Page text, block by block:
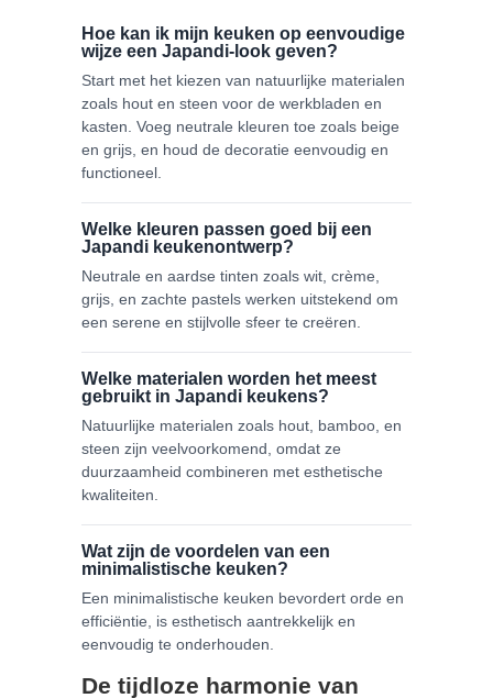
Hoe kan ik mijn keuken op eenvoudige
wijze een Japandi-look geven?
Start met het kiezen van natuurlijke materialen
zoals hout en steen voor de werkbladen en
kasten. Voeg neutrale kleuren toe zoals beige
en grijs, en houd de decoratie eenvoudig en
functioneel.
Welke kleuren passen goed bij een
Japandi keukenontwerp?
Neutrale en aardse tinten zoals wit, crème,
grijs, en zachte pastels werken uitstekend om
een serene en stijlvolle sfeer te creëren.
Welke materialen worden het meest
gebruikt in Japandi keukens?
Natuurlijke materialen zoals hout, bamboo, en
steen zijn veelvoorkomend, omdat ze
duurzaamheid combineren met esthetische
kwaliteiten.
Wat zijn de voordelen van een
minimalistische keuken?
Een minimalistische keuken bevordert orde en
efficiëntie, is esthetisch aantrekkelijk en
eenvoudig te onderhouden.
De tijdloze harmonie van